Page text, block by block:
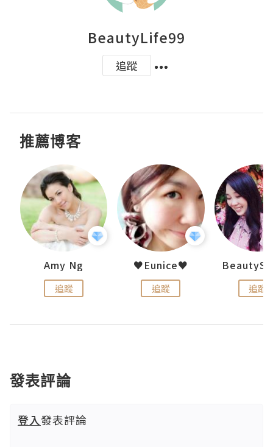
BeautyLife99
追蹤
推薦博客
Amy Ng
追蹤
♥Eunice♥
追蹤 追蹤
發表評論
登入發表評論